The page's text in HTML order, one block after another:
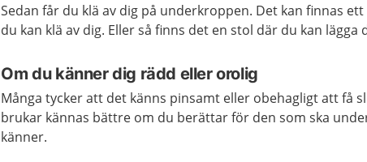
Sedan får du klä av dig på underkroppen. Det kan finnas
du kan klä av dig. Eller så finns det en stol där du kan lägga
Om du känner dig rädd eller orolig
Många tycker att det känns pinsamt eller obehagligt att få
brukar kännas bättre om du berättar för den som ska
känner.